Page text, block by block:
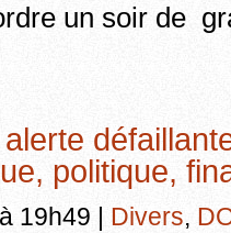
un soir de
politique,
19h49 | Divers,